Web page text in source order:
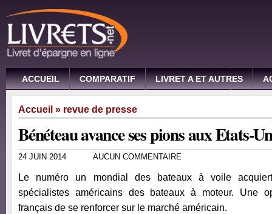
ACCUEIL COMPARATIF LIVRET A ET AUTRES
Accueil » revue de presse
Bénéteau avance ses pions aux Etats-
24 JUIN 2014 AUCUN COMMENTAIRE
Le numéro un mondial des bateaux à voile
spécialistes américains des bateaux à moteur. Une
français de se renforcer sur le marché américain.